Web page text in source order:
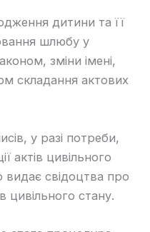
дитини та її
шлюбу у
зміни імені,
складання актових
у разі потреби,
актів цивільного
свідоцтва про
цивільного стану.